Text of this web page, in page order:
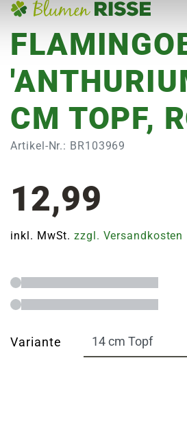
CM TOPF,
Artikel-Nr.: BR103969
12,99
inkl. MwSt.zzgl. Versandkosten
Variante